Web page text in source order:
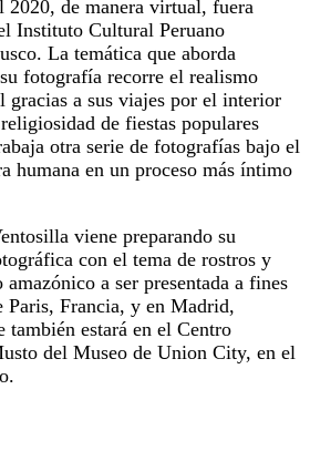
2020, de manera virtual, fuera
Instituto Cultural Peruano
La temática que aborda
fotografía recorre el realismo
a sus viajes por el interior
de fiestas populares
otra serie de fotografías bajo el
humana en un proceso más íntimo
viene preparando su
con el tema de rostros y
a ser presentada a fines
Paris, Francia, y en Madrid,
también estará en el Centro
del Museo de Union City, en el